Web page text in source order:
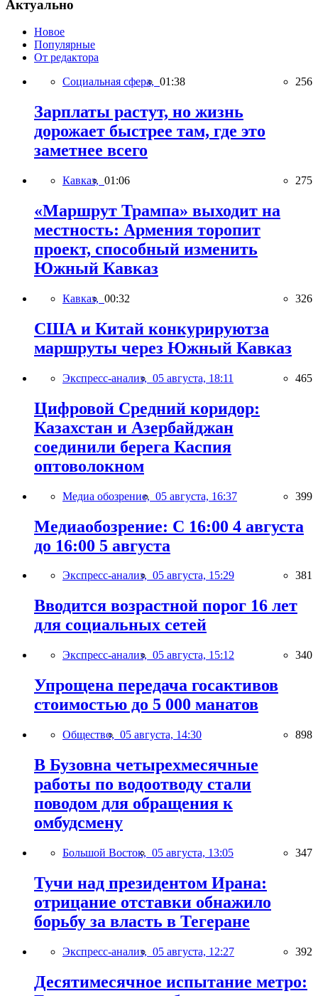
Актуально
Новое
Популярные
От редактора
Социальная сфера, 01:38 256
Зарплаты растут, но жизнь
дорожает быстрее там, где это
заметнее всего
Кавказ, 01:06 275
«Маршрут Трампа» выходит на
местность: Армения торопит
проект, способный изменить
Южный Кавказ
Кавказ, 00:32 326
США и Китай конкурируютза
маршруты через Южный Кавказ
Экспресс-анализ, 05 августа, 18:11 465
Цифровой Средний коридор:
Казахстан и Азербайджан
соединили берега Каспия
оптоволокном
Медиа обозрение, 05 августа, 16:37 399
Медиаобозрение: С 16:00 4 августа
до 16:00 5 августа
Экспресс-анализ, 05 августа, 15:29 381
Вводится возрастной порог 16 лет
для социальных сетей
Экспресс-анализ, 05 августа, 15:12 340
Упрощена передача госактивов
стоимостью до 5 000 манатов
Общество, 05 августа, 14:30 898
В Бузовна четырехмесячные
работы по водоотводу стали
поводом для обращения к
омбудсмену
Большой Восток, 05 августа, 13:05 347
Тучи над президентом Ирана:
отрицание отставки обнажило
борьбу за власть в Тегеране
Экспресс-анализ, 05 августа, 12:27 392
Десятимесячное испытание метро: